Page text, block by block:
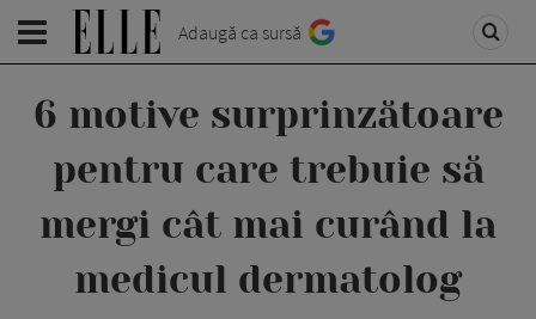
Adaugă ca sursă
6 motive surprinzătoare
pentru care trebuie să
mergi cât mai curând la
medicul dermatolog